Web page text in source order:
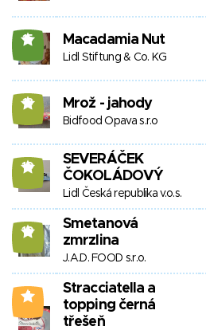
15 Macadamia Nut
Lidl Stiftung & Co. KG
13 Mrož - jahody
Bidfood Opava s.r.o
10
SEVERÁČEK
ČOKOLÁDOVÝ
Lidl Česká republika v.o.s.
10
Smetanová
zmrzlina
J.A.D. FOOD s.r.o.
4
Stracciatella a
topping černá
třešeň